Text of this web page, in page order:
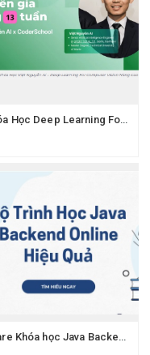
Khóa Học Deep Learning For Computer Vision Nâng Cao Của Việt Nguyễn Ai
Share Khóa học Java Backend Online Của R2S Academy